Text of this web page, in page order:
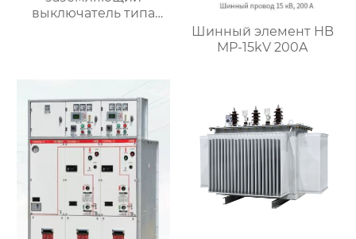
выключатель типа
Шинный элемент HB
MP-15kV 200A